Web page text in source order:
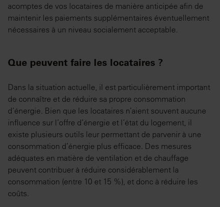
acomptes de vos locataires de manière anticipée afin de
maintenir les paiements supplémentaires éventuellement
nécessaires à un niveau socialement acceptable.
Que peuvent faire les locataires ?
Dans la situation actuelle, il est particulièrement important
de connaître et de réduire sa propre consommation
d’énergie. Bien que les locataires n’aient souvent aucune
influence sur l’offre d’énergie et l’état du logement, il
existe plusieurs outils leur permettant de parvenir à une
consommation d’énergie plus efficace. Des mesures
adéquates en matière de ventilation et de chauffage
peuvent contribuer à réduire considérablement la
consommation (entre 10 et 15 %), et donc à réduire les
coûts.